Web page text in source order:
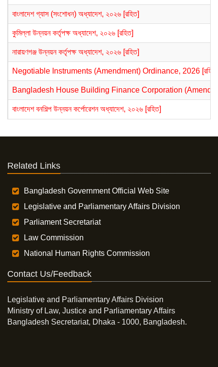
বাংলাদেশ গ্যাস (সংশোধন) অধ্যাদেশ, ২০২৬ [রহিত]
কুমিল্লা উন্নয়ন কর্তৃপক্ষ অধ্যাদেশ, ২০২৬ [রহিত]
নারায়ণগঞ্জ উন্নয়ন কর্তৃপক্ষ অধ্যাদেশ, ২০২৬ [রহিত]
Negotiable Instruments (Amendment) Ordinance, 2026 [রহিত]
Bangladesh House Building Finance Corporation
বাংলাদেশ বনশিল্প উন্নয়ন কর্পোরেশন অধ্যাদেশ, ২০২৬ [রহিত]
Related Links
Bangladesh Government Official Web Site
Legislative and Parliamentary Affairs Division
Parliament Secretariat
Law Commission
National Human Rights Commission
Contact Us/Feedback
Legislative and Parliamentary Affairs Division
Ministry of Law, Justice and Parliamentary Affairs
Bangladesh Secretariat, Dhaka - 1000, Bangladesh.